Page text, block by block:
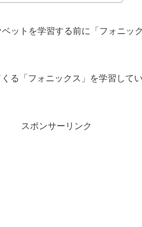
ットを学習する前に「フォニッ
る「フォニックス」を学習して
スポンサーリンク